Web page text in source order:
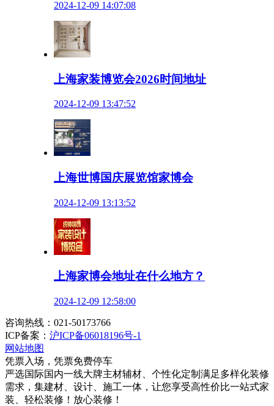
2024-12-09 14:07:08
上海家装博览会2026时间地址
2024-12-09 13:47:52
上海世博国庆展览馆家博会
2024-12-09 13:13:52
上海家博会地址在什么地方？
2024-12-09 12:58:00
咨询热线：021-50173766
ICP备案： 沪ICP备06018196号-1
网站地图
凭票入场，凭票免费停车
严选国际国内一线大牌主材辅材、个性化定制满足多样化装修
需求，集建材、设计、施工一体，让您享受高性价比一站式家
装、轻松装修！放心装修！